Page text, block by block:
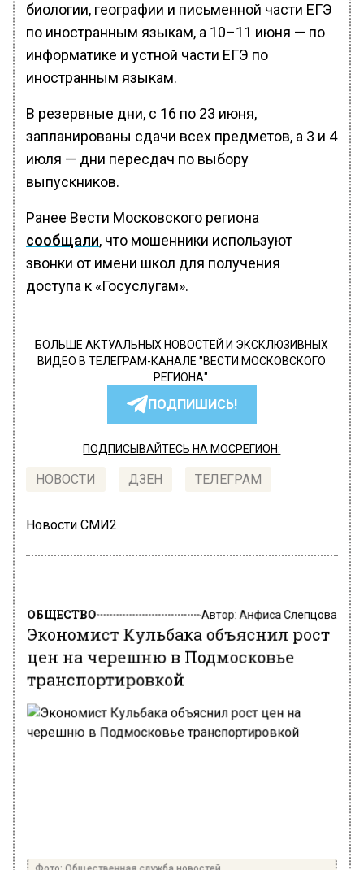
биологии, географии и письменной части ЕГЭ
по иностранным языкам, а 10–11 июня — по
информатике и устной части ЕГЭ по
иностранным языкам.
В резервные дни, с 16 по 23 июня,
запланированы сдачи всех предметов, а 3 и 4
июля — дни пересдач по выбору
выпускников.
Ранее Вести Московского региона
сообщали, что мошенники используют
звонки от имени школ для получения
доступа к «Госуслугам».
БОЛЬШЕ АКТУАЛЬНЫХ НОВОСТЕЙ И ЭКСКЛЮЗИВНЫХ
ВИДЕО В ТЕЛЕГРАМ-КАНАЛЕ "ВЕСТИ МОСКОВСКОГО
РЕГИОНА".
ПОДПИШИСЬ!
ПОДПИСЫВАЙТЕСЬ НА МОСРЕГИОН:
НОВОСТИ ДЗЕН ТЕЛЕГРАМ
Новости СМИ2
ОБЩЕСТВО Автор: Анфиса Слепцова
Экономист Кульбака объяснил рост
цен на черешню в Подмосковье
транспортировкой
Фото: Общественная служба новостей